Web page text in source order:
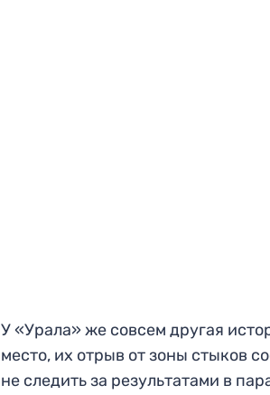
У «Урала» же совсем другая
место, их отрыв от зоны стыков
не следить за результатами в